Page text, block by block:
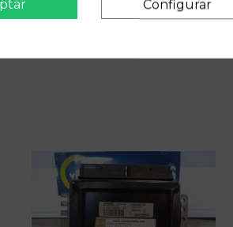
Configurar